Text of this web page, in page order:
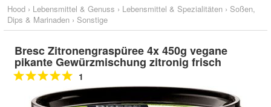
Hood › Lebensmittel & Genuss › Lebensmittel & Spezialitäten › Soßen,
Dips & Marinaden › Sonstige
Bresc Zitronengraspüree 4x 450g vegane
pikante Gewürzmischung zitronig frisch
1